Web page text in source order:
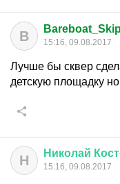
B 15:16, 09.08.2017
Лучше бы сквер
детскую площадку
Н Николай
15:16, 09.08.2017